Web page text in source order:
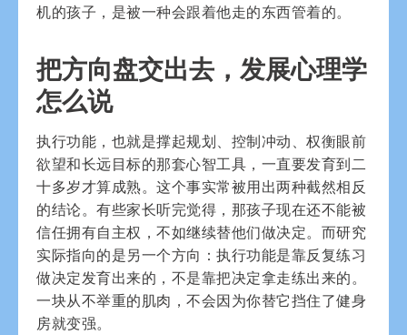
机的孩子，是被一种会跟着他走的东西管着的。
把方向盘交出去，发展心理学
怎么说
执行功能，也就是撑起规划、控制冲动、权衡眼前
欲望和长远目标的那套心智工具，一直要发育到二
十多岁才算成熟。这个事实常被用出两种截然相反
的结论。有些家长听完觉得，那孩子现在还不能被
信任拥有自主权，不如继续替他们做决定。而研究
实际指向的是另一个方向：执行功能是靠反复练习
做决定发育出来的，不是靠把决定拿走练出来的。
一块从不举重的肌肉，不会因为你替它挡住了健身
房就变强。